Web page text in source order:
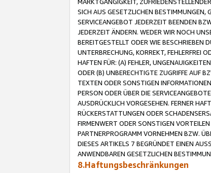
SICH AUS GESETZLICHEN BESTIMMUNGEN,
SERVICEANGEBOT JEDERZEIT BEENDEN
JEDERZEIT ÄNDERN. WEDER WIR NOCH
BEREITGESTELLT ODER WIE BESCHRIEBEN
UNTERBRECHUNG, KORREKT, FEHLERFREI
HAFTEN FÜR: (A) FEHLER,
ODER (B) UNBERECHTIGTE ZUGRIFFE AUF
TEXTEN ODER SONSTIGEN
PERSON ODER ÜBER DIE
AUSDRÜCKLICH VORGESEHEN. FERNER
RÜCKERSTATTUNGEN ODER
FIRMENWERT ODER SONSTIGEN
PARTNERPROGRAMM VORNEHMEN BZW.
DIESES ARTIKELS 7 BEGRÜNDET EINEN
ANWENDBAREN GESETZLICHEN
8.Haftungsbeschränkungen